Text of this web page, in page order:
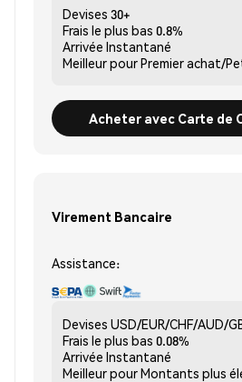
Devises 30+
Frais le plus bas 0.8%
Arrivée Instantané
Meilleur pourPremier achat/
Acheter avec Carte de
Virement Bancaire
Assistance:
Devises USD/EUR/CHF/AUD/
Frais le plus bas 0.08%
Arrivée Instantané
Meilleur pourMontants plus